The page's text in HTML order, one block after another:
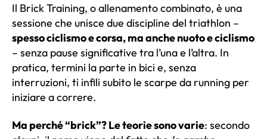
Il Brick Training, o allenamento combinato, è una
sessione che unisce due discipline del triathlon –
spesso ciclismo e corsa, ma anche nuoto e ciclismo
– senza pause significative tra l’una e l’altra. In
pratica, termini la parte in bici e, senza
interruzioni, ti infili subito le scarpe da running per
iniziare a correre.
Ma perché “brick”? Le teorie sono varie: secondo